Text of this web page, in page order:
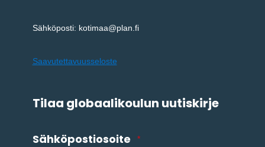
Sähköposti: kotimaa@plan.fi
Saavutettavuusseloste
Tilaa globaalikoulun uutiskirje
Sähköpostiosoite *